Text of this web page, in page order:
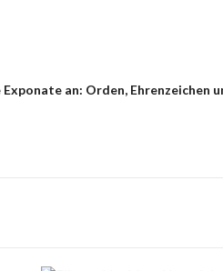
an: Orden,